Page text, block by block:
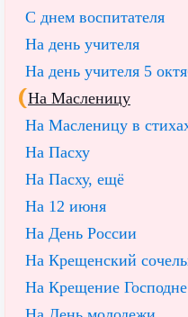
С днем воспитателя
На день учителя
На день учителя 5
На Масленицу
На Масленицу в
На Пасху
На Пасху, ещё
На 12 июня
На День России
На Крещенский
На Крещение Господне